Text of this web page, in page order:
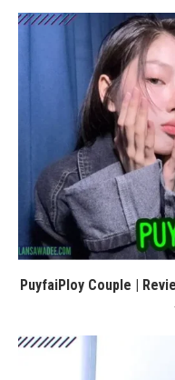
PuyfaiPloy Couple |